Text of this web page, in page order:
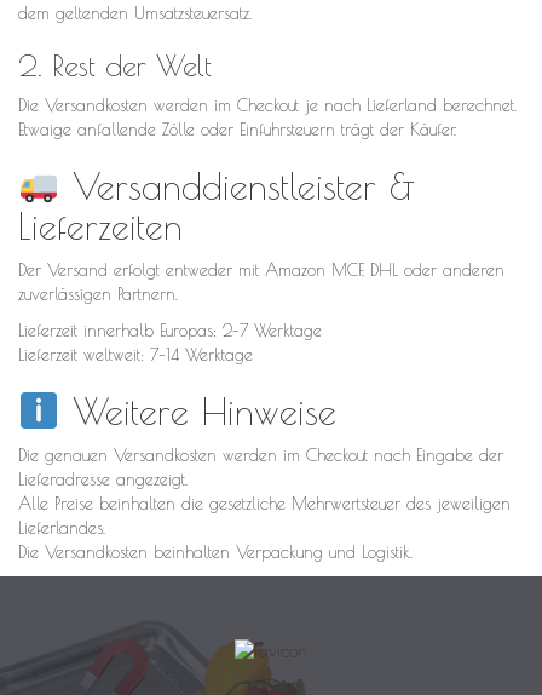
dem geltenden Umsatzsteuersatz.
2. Rest der Welt
Die Versandkosten werden im Checkout je nach Lieferland berechnet.
Etwaige anfallende Zölle oder Einfuhrsteuern trägt der Käufer.
Versanddienstleister &
Lieferzeiten
Der Versand erfolgt entweder mit Amazon MCF, DHL oder anderen
zuverlässigen Partnern.
Lieferzeit innerhalb Europas: 2–7 Werktage
Lieferzeit weltweit: 7–14 Werktage
Weitere Hinweise
Die genauen Versandkosten werden im Checkout nach Eingabe der
Lieferadresse angezeigt.
Alle Preise beinhalten die gesetzliche Mehrwertsteuer des jeweiligen
Lieferlandes.
Die Versandkosten beinhalten Verpackung und Logistik.